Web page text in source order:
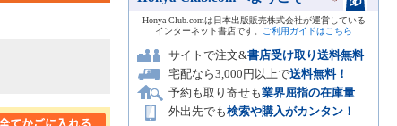
Honya Club.comは日本出版販売株式会社が運営している
インターネット書店です。
ご利用ガイドはこちら
サイトで注文&書店受け取り送料無料
宅配なら3,000円以上で送料無料！
予約も取り寄せも業界屈指の在庫量
外出先でも検索や購入がカンタン！